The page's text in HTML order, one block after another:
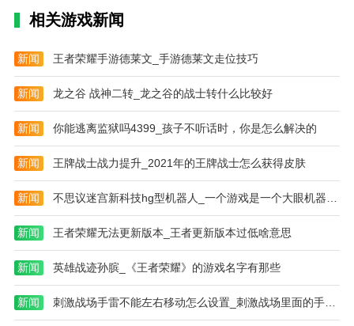
7.技能的培养也很重要，力量的提升离不开技能的强
8.不同商店中有丰富的材料，玩家可以征服和锻造自己
的魔法士兵。
境界斩魂之刃网易版下载游戏。
1、采用新颖的布局，轻松获取资源和收益，从而保持
游戏的趣味性和挑战性。
2、骷髅城签到，奖励功法万剑归宗。
3.相信经常玩日本手游的玩家都知道，日本ip游戏想要
上线必须经过官方监管，事实也是如此。死亡监督委员
会全程监督，角色场景和剧情设定都经过精心打磨，确
保玩家体验到原汁原味的死亡世界。
4、【直播比赛！不要错过风剑对决】
相关游戏新闻
新闻 王者荣耀手游德莱文_手游德莱文走位技巧
新闻 龙之谷 战神二转_龙之谷的战士转什么比较好
新闻 你能逃离监狱吗4399_孩子不听话时，你是怎么解决的
新闻 王牌战士战力提升_2021年的王牌战士怎么获得皮肤
新闻
新闻 王者荣耀无法更新版本_王者更新版本过低啥意思
新闻 英雄战迹孙膑_《王者荣耀》的游戏名字有那些
新闻 刺激战场手雷不能左右移动怎么设置_刺激战场里面的手雷是不是可以自动移动扔向